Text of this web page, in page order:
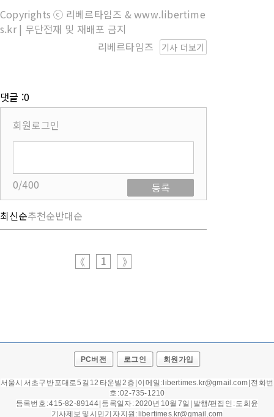
Copyrights ⓒ 리베르타임즈 & www.libertime
s.kr | 무단전재 및 재배포 금지
기사 더보기
리베르타임즈
댓글 :0
회원로그인
0/400
등록
최신순추천순반대순
《 1 》
PC버전 로그인 회원가입
서울시 서초구 반포대로 5길 12 타운빌 2층 | 이메일: libertimes.kr@gmail.com | 전화번
호 : 02-735-1210
등록번호 : 415-82-89144 | 등록일자 : 2020년 10월 7일 |
발행/편집인 : 도희윤
기사제보 및 시민기자 지원: libertimes.kr@gmail.com